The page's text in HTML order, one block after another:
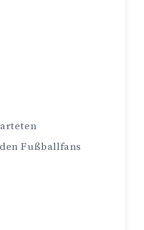
Fußballfans